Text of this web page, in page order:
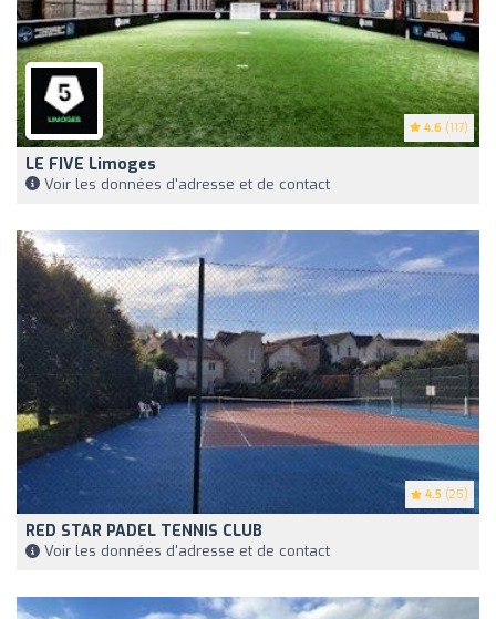
4.6 (117)
LE FIVE Limoges
Voir les données d'adresse et de contact
4.5 (25)
RED STAR PADEL TENNIS CLUB
Voir les données d'adresse et de contact